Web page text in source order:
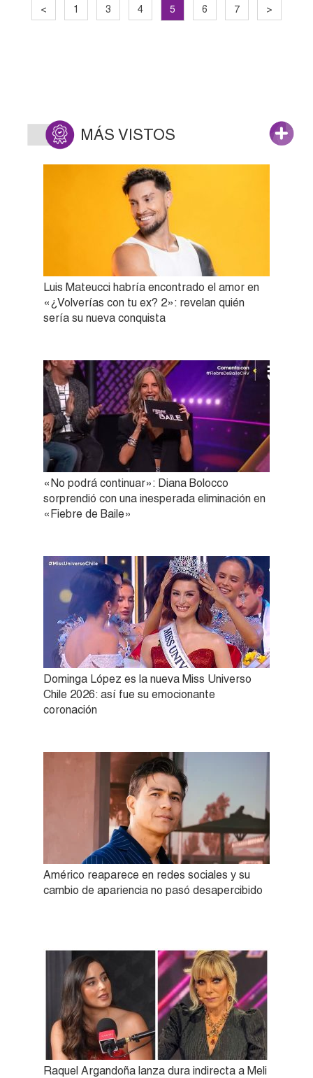
< 1 3 4 5 6 7 >
MÁS VISTOS
Luis Mateucci habría encontrado el amor en
«¿Volverías con tu ex? 2»: revelan quién
sería su nueva conquista
«No podrá continuar»: Diana Bolocco
sorprendió con una inesperada eliminación en
«Fiebre de Baile»
Dominga López es la nueva Miss Universo
Chile 2026: así fue su emocionante
coronación
Américo reaparece en redes sociales y su
cambio de apariencia no pasó desapercibido
Raquel Argandoña lanza dura indirecta a Meli